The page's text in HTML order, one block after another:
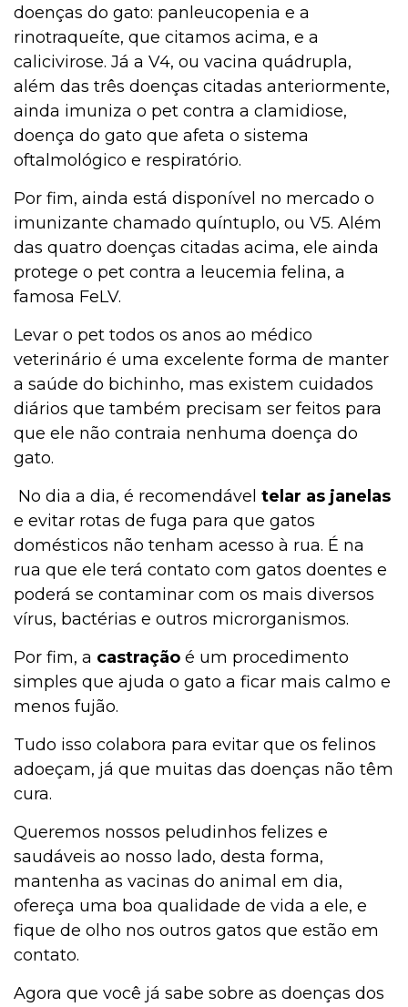
doenças do gato: panleucopenia e a
rinotraqueíte, que citamos acima, e a
calicivirose. Já a V4, ou vacina quádrupla,
além das três doenças citadas anteriormente,
ainda imuniza o pet contra a clamidiose,
doença do gato que afeta o sistema
oftalmológico e respiratório.
Por fim, ainda está disponível no mercado o
imunizante chamado quíntuplo, ou V5. Além
das quatro doenças citadas acima, ele ainda
protege o pet contra a leucemia felina, a
famosa FeLV.
Levar o pet todos os anos ao médico
veterinário é uma excelente forma de manter
a saúde do bichinho, mas existem cuidados
diários que também precisam ser feitos para
que ele não contraia nenhuma doença do
gato.
No dia a dia, é recomendável telar as janelas
e evitar rotas de fuga para que gatos
domésticos não tenham acesso à rua. É na
rua que ele terá contato com gatos doentes e
poderá se contaminar com os mais diversos
vírus, bactérias e outros microrganismos.
Por fim, a castração é um procedimento
simples que ajuda o gato a ficar mais calmo e
menos fujão.
Tudo isso colabora para evitar que os felinos
adoeçam, já que muitas das doenças não têm
cura.
Queremos nossos peludinhos felizes e
saudáveis ao nosso lado, desta forma,
mantenha as vacinas do animal em dia,
ofereça uma boa qualidade de vida a ele, e
fique de olho nos outros gatos que estão em
contato.
Agora que você já sabe sobre as doenças dos